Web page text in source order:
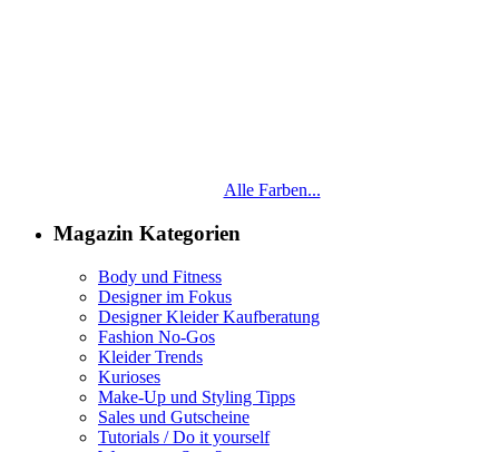
Alle Farben...
Magazin Kategorien
Body und Fitness
Designer im Fokus
Designer Kleider Kaufberatung
Fashion No-Gos
Kleider Trends
Kurioses
Make-Up und Styling Tipps
Sales und Gutscheine
Tutorials / Do it yourself